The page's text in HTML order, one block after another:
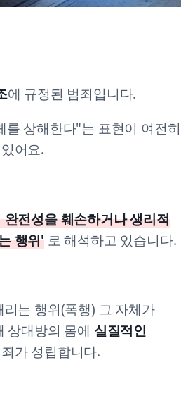
에 규정된 범죄입니다.
를 상해한다"는 표현이 여전히
어요.
전성을 훼손하거나 생리적
행위'로 해석하고 있습니다.
는 행위(폭행) 그 자체가
상대방의 몸에 실질적인
가 성립합니다.